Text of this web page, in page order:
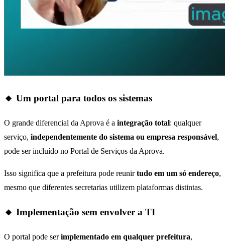
🔹 Um portal para todos os sistemas
O grande diferencial da Aprova é a integração total: qualquer
serviço, independentemente do sistema ou empresa responsável,
pode ser incluído no Portal de Serviços da Aprova.
Isso significa que a prefeitura pode reunirtudo em um só endereço,
mesmo que diferentes secretarias utilizem plataformas distintas.
🔹 Implementação sem envolver a TI
O portal pode serimplementado em qualquer prefeitura,